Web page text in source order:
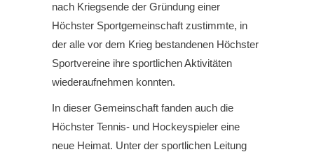
nach Kriegsende der Gründung einer
Höchster Sportgemeinschaft zustimmte, in
der alle vor dem Krieg bestandenen Höchster
Sportvereine ihre sportlichen Aktivitäten
wiederaufnehmen konnten.
In dieser Gemeinschaft fanden auch die
Höchster Tennis- und Hockeyspieler eine
neue Heimat. Unter der sportlichen Leitung